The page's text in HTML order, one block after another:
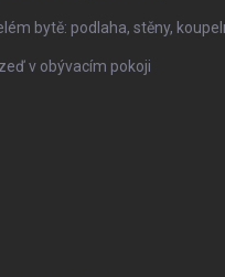
bytě: podlaha, stěny,
v obývacím pokoji